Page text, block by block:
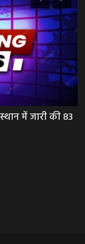
में जारी की 83